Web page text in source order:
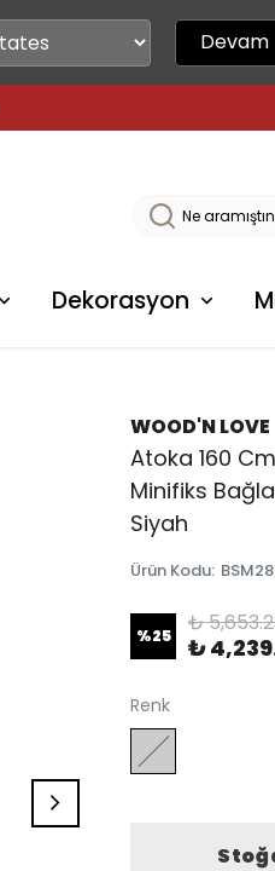
Devam
Dekorasyon
WOOD'N LOVE
Atoka 160
Minifiks
Siyah
Ürün Kodu:
%25 ₺
₺
Renk